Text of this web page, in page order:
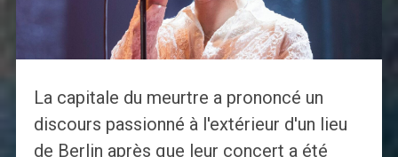
La capitale du meurtre a prononcé un
discours passionné à l'extérieur d'un lieu
de Berlin après que leur concert a été